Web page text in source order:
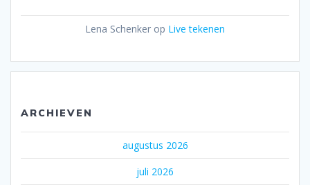
Lena Schenker op Live tekenen
ARCHIEVEN
augustus 2026
juli 2026